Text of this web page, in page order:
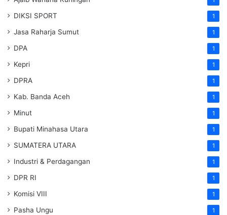
DIKSI SPORT 1
Jasa Raharja Sumut 1
DPA 1
Kepri 1
DPRA 1
Kab. Banda Aceh 1
Minut 1
Bupati Minahasa Utara 1
SUMATERA UTARA 1
Industri & Perdagangan 1
DPR RI 1
Komisi VIII 1
Pasha Ungu 1